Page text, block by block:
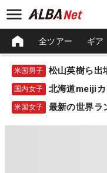
全ツアー ギア
米国男子
国内女子 北海道meiji
米国女子 最新の世界ラ